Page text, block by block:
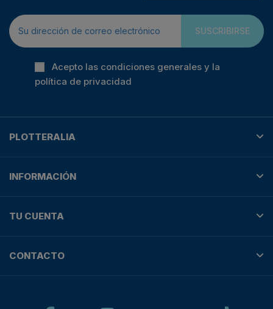
SUSCRIBIRSE
Acepto las condiciones generales y la
política de privacidad
PLOTTERALIA
INFORMACIÓN
TU CUENTA
CONTACTO